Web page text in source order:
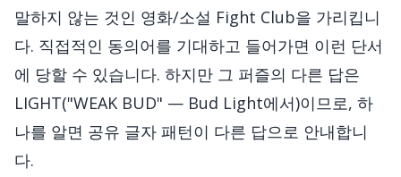
말하지 않는 것인 영화/소설 Fight Club을 가리킵니
다. 직접적인 동의어를 기대하고 들어가면 이런 단서
에 당할 수 있습니다. 하지만 그 퍼즐의 다른 답은
LIGHT("WEAK BUD" — Bud Light에서)이므로, 하
나를 알면 공유 글자 패턴이 다른 답으로 안내합니
다.